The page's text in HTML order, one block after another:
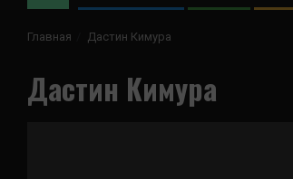
Главная Дастин Кимура
Дастин Кимура